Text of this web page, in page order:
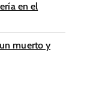
en el
muerto y